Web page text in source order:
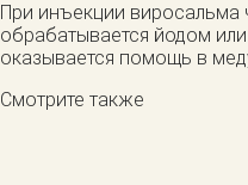
При инъекции виросальма
обрабатывается йодом
оказывается помощь в
Смотрите также